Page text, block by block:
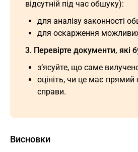
відсутній під час обшуку):
для аналізу законності
для оскарження
3. Перевірте документи, які
з’ясуйте, що саме
оцініть, чи це має прямий
справи.
Висновки